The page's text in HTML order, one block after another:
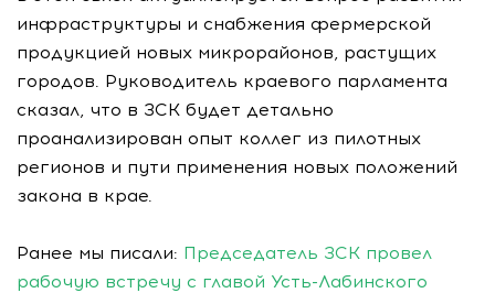
инфраструктуры и снабжения фермерской
продукцией новых микрорайонов, растущих
городов. Руководитель краевого парламента
сказал, что в ЗСК будет детально
проанализирован опыт коллег из пилотных
регионов и пути применения новых положений
закона в крае.
Ранее мы писали: Председатель ЗСК провел
рабочую встречу с главой Усть-Лабинского